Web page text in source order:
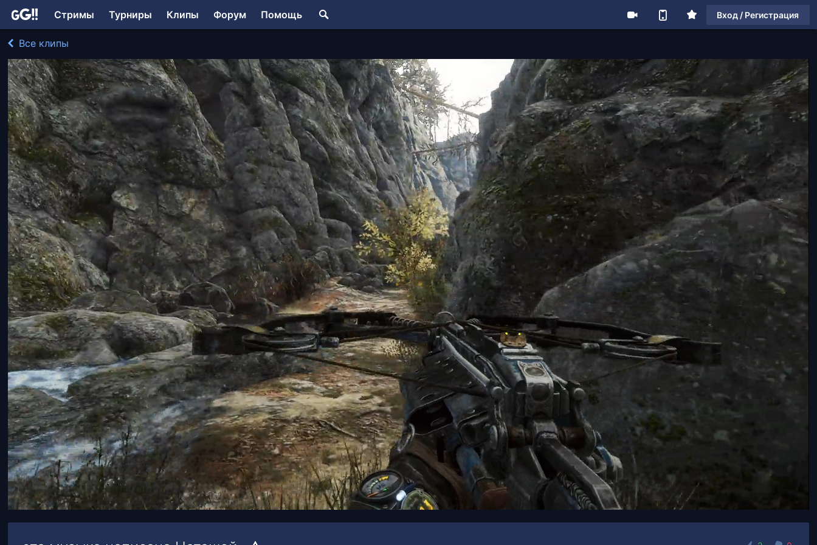
Стримы Турниры Клипы Форум Помощь Вход / Регистрация
Все клипы
TanushkaVL играл в Metro Exodus
229 просмотров
00:19/00:44